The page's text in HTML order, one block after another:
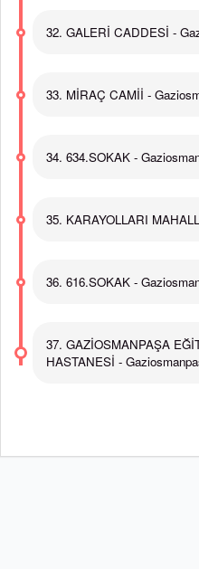
32. GALERİ CADDESİ -
33. MİRAÇ CAMİİ -
34. 634.SOKAK -
35. KARAYOLLARI
36. 616.SOKAK -
37. GAZİOSMANPAŞA
HASTANESİ -